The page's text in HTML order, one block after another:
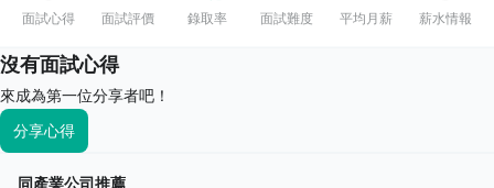
面試心得 面試評價 錄取率 面試難度 平均月薪 薪水情報
沒有面試心得
來成為第一位分享者吧！
分享心得
同產業公司推薦